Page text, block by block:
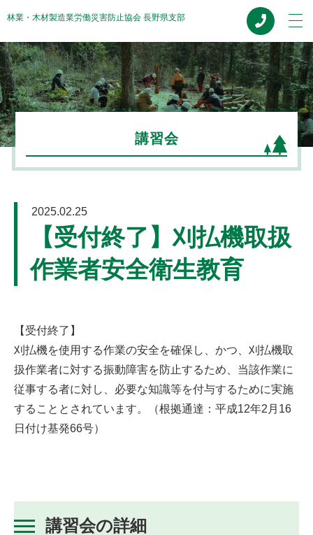
林業・木材製造業労働災害防止協会 長野県支部
HOME
協会概要
事業案内
お知らせ
修了証再交付
講習会
2025.02.25
【受付終了】刈払機取扱
作業者安全衛生教育
【受付終了】
刈払機を使用する作業の安全を確保し、かつ、刈払機取
扱作業者に対する振動障害を防止するため、当該作業に
従事する者に対し、必要な知識等を付与するために実施
することとされています。（根拠通達：平成12年2月16
日付け基発66号）
講習会の詳細